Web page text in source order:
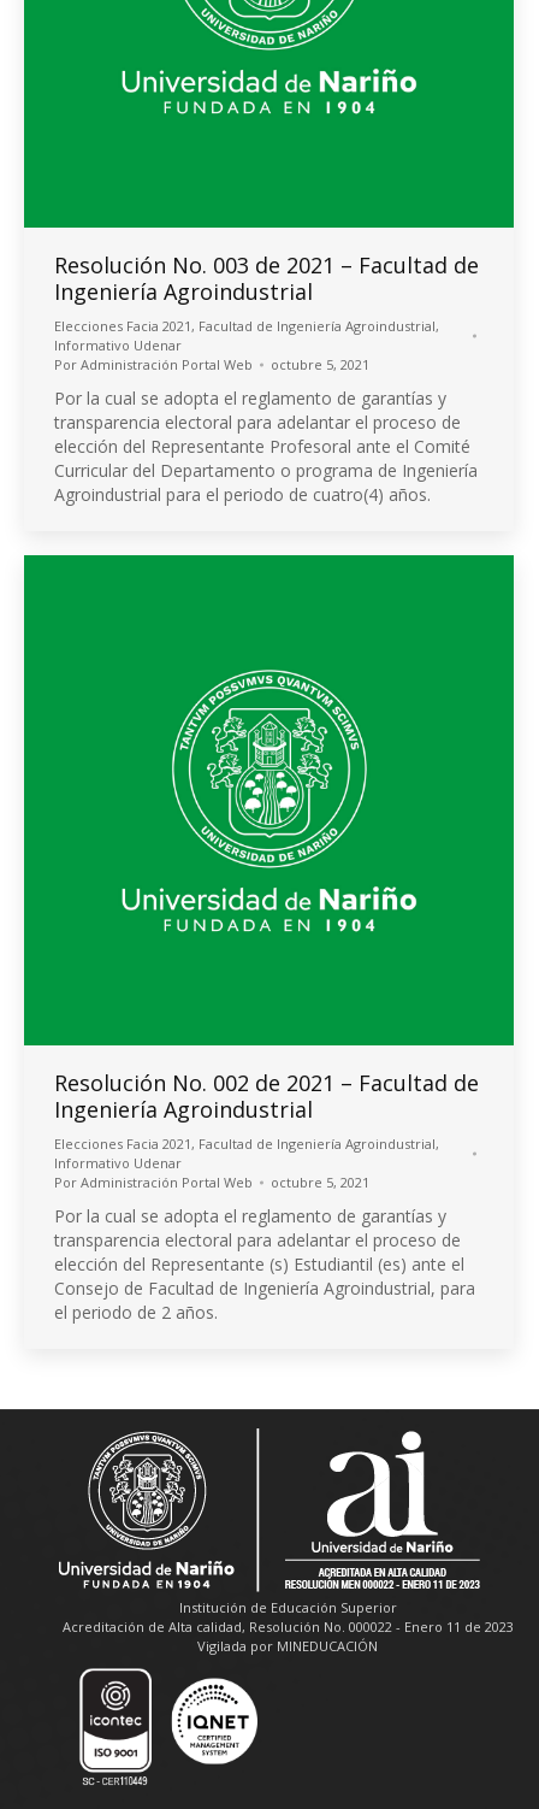
Resolución No. 003 de 2021 – Facultad de
Ingeniería Agroindustrial
Elecciones Facia 2021, Facultad de Ingeniería Agroindustrial,
Informativo Udenar
Por Administración Portal Web octubre 5, 2021
Por la cual se adopta el reglamento de garantías y
transparencia electoral para adelantar el proceso de
elección del Representante Profesoral ante el Comité
Curricular del Departamento o programa de Ingeniería
Agroindustrial para el periodo de cuatro(4) años.
Resolución No. 002 de 2021 – Facultad de
Ingeniería Agroindustrial
Elecciones Facia 2021, Facultad de Ingeniería Agroindustrial,
Informativo Udenar
Por Administración Portal Web octubre 5, 2021
Por la cual se adopta el reglamento de garantías y
transparencia electoral para adelantar el proceso de
elección del Representante (s) Estudiantil (es) ante el
Consejo de Facultad de Ingeniería Agroindustrial, para
el periodo de 2 años.
Institución de Educación Superior
Acreditación de Alta calidad, Resolución No. 000022 - Enero 11 de 2023
Vigilada por MINEDUCACIÓN